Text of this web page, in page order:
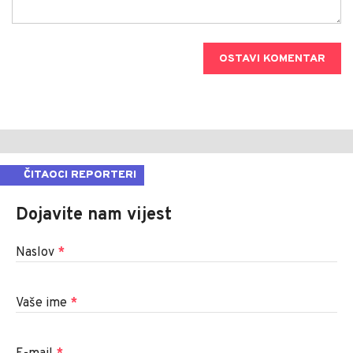
OSTAVI KOMENTAR
ČITAOCI REPORTERI
Dojavite nam vijest
Naslov *
Vaše ime *